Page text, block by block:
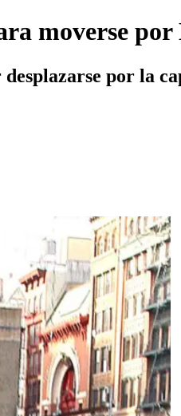
moverse por
por la